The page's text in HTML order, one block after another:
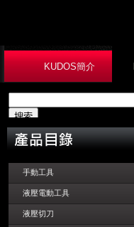
KUDOS簡介
手動工具
液壓電動工具
液壓切刀